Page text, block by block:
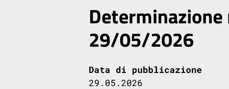
29/05/2026
Data di pubblicazione
29.05.2026